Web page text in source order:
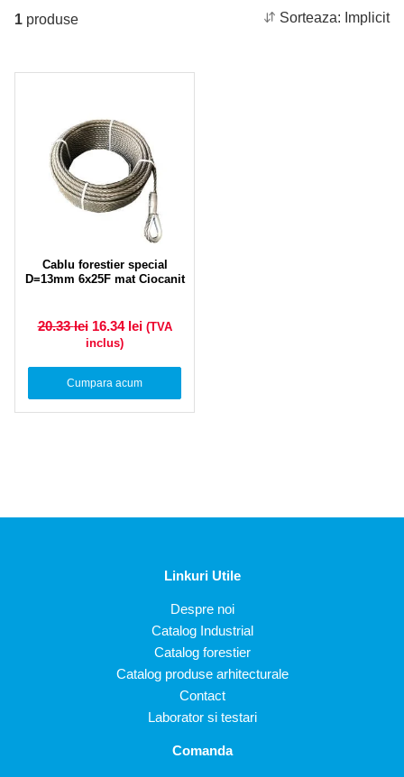
1 produse Sorteaza: Implicit
Cablu forestier special
D=13mm 6x25F mat Ciocanit
20.33lei Prețul inițial a fost: 20.33 lei.
16.34 leiPrețul curent este: 16.34 lei.
(TVA
inclus)
Cumpara acum
Linkuri Utile
Despre noi
Catalog Industrial
Catalog forestier
Catalog produse arhitecturale
Contact
Laborator si testari
Comanda